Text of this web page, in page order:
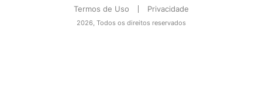
Termos de Uso Privacidade
2026, Todos os direitos reservados